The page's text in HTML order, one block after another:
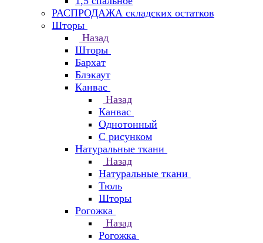
РАСПРОДАЖА складских остатков
Шторы
Назад
Шторы
Бархат
Блэкаут
Канвас
Назад
Канвас
Однотонный
С рисунком
Натуральные ткани
Назад
Натуральные ткани
Тюль
Шторы
Рогожка
Назад
Рогожка